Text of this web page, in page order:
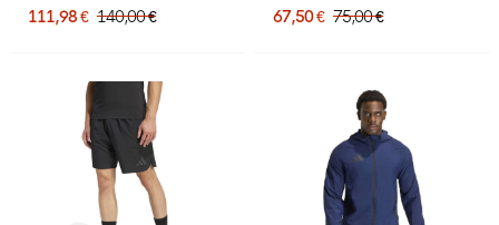
111,98 € 140,00 € 67,50 € 75,00 €